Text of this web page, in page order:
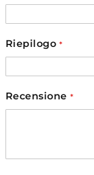
Riepilogo
Recensione